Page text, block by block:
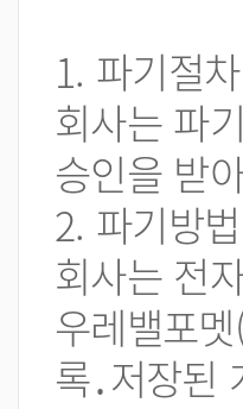
1. 파기절차
회사는 파
승인을 받
2. 파기방법
회사는 전
우레밸포
록․저장된